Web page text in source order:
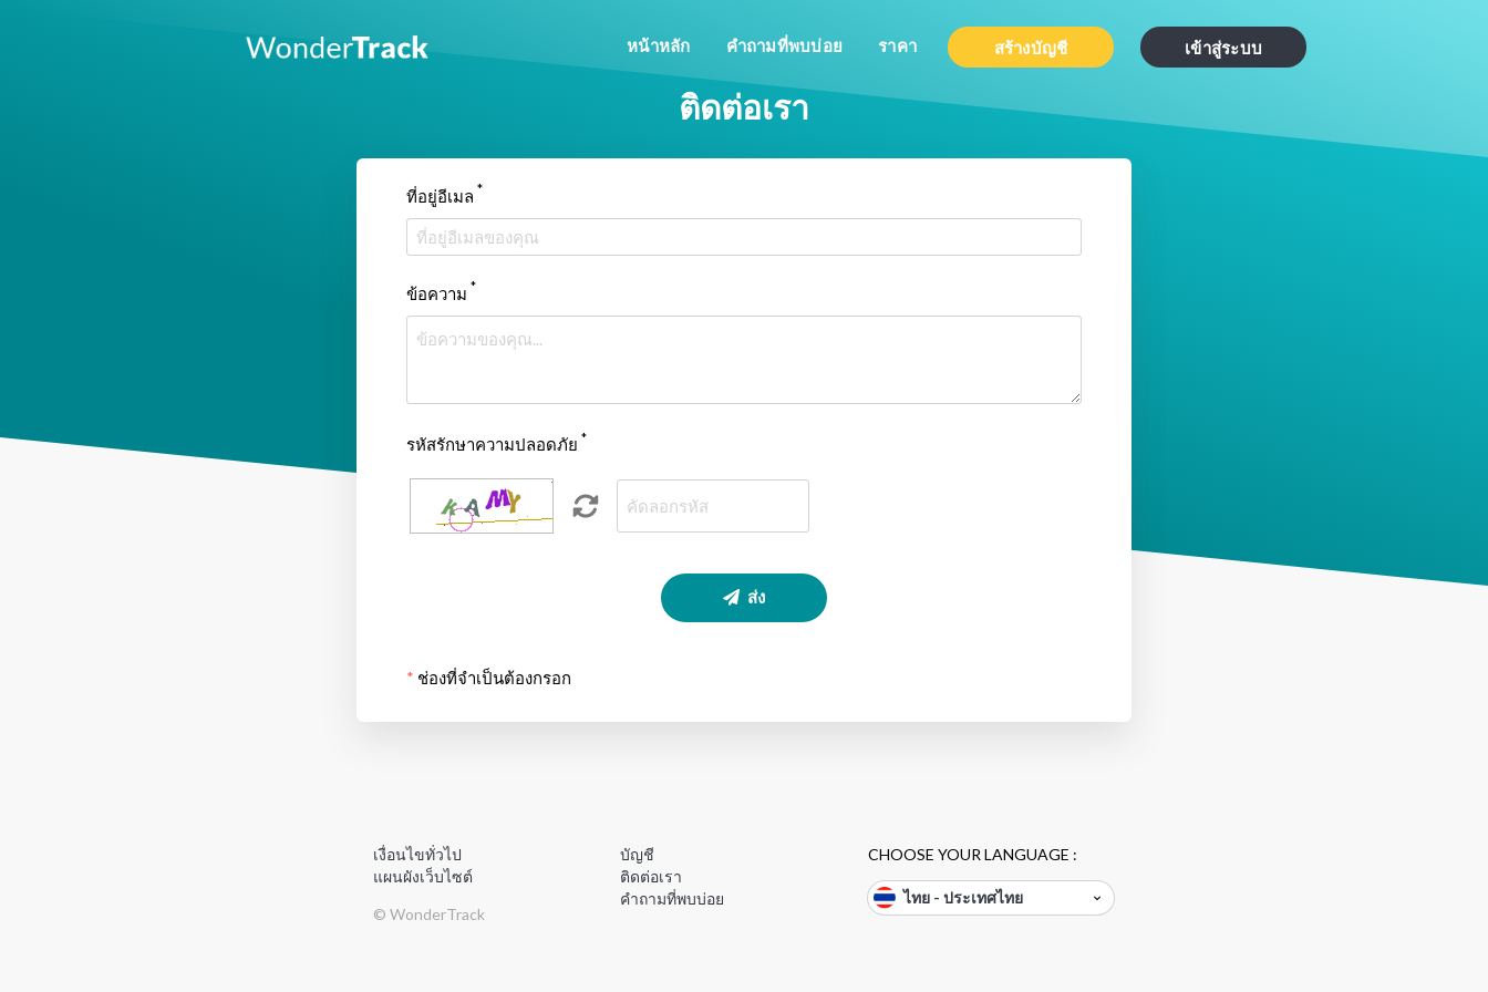
หน้าหลัก คำถามที่พบบ่อย ราคา สร้างบัญชี เข้าสู่ระบบ
ติดต่อเรา
ที่อยู่อีเมล *
ข้อความ *
รหัสรักษาความปลอดภัย *
ส่ง
* ช่องที่จำเป็นต้องกรอก
เงื่อนไขทั่วไป
แผนผังเว็บไซต์
© WonderTrack
บัญชี
ติดต่อเรา
คำถามที่พบบ่อย
CHOOSE YOUR LANGUAGE :
ไทย - ประเทศไทย